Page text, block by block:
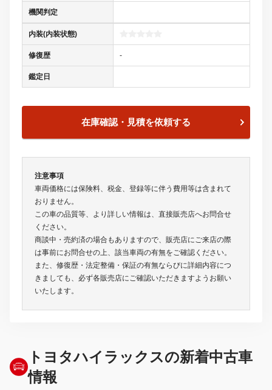
機関判定
内装(内装状態)
修復歴 -
鑑定日
在庫確認・見積を依頼する
注意事項
車両価格には保険料、税金、登録等に伴う費用等は含まれて
おりません。
この車の品質等、より詳しい情報は、直接販売店へお問合せ
ください。
商談中・売約済の場合もありますので、販売店にご来店の際
は事前にお問合せの上、該当車両の有無をご確認ください。
また、修復歴・法定整備・保証の有無ならびに詳細内容につ
きましても、必ず各販売店にご確認いただきますようお願い
いたします。
トヨタハイラックスの新着中古車
情報